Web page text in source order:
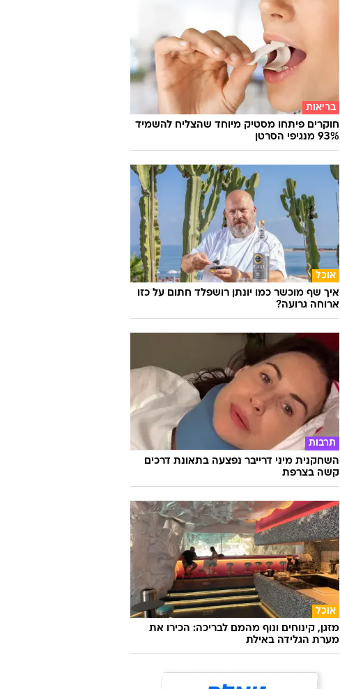
בריאות
חוקרים פיתחו מסטיק מיוחד שהצליח להשמיד
93% מנגיפי הסרטן
אוכל
איך שף מוכשר כמו יונתן רושפלד חתום על כזו
ארוחה גרועה?
תרבות
השחקנית מיני דרייבר נפצעה בתאונת דרכים
קשה בצרפת
אוכל
מזגן, קינוחים ונוף מהמם לבריכה: הכירו את
מערת הגלידה באילת